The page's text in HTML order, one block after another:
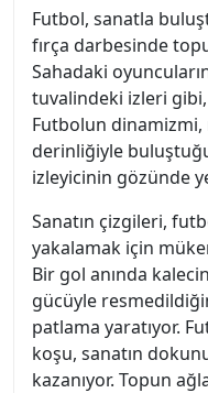
Futbol, sanatla
fırça darbesinde
Sahadaki
tuvalindeki izleri
Futbolun
derinliğiyle
izleyicinin gözünde
Sanatın çizgileri,
yakalamak için
Bir gol anında
gücüyle
patlama yaratıyor.
koşu, sanatın
kazanıyor. Topun